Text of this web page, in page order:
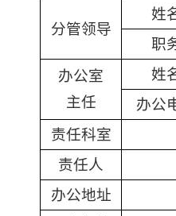
分管领导
姓
职
办公室
主任
姓
办公
责任科室
责任人
办公地址